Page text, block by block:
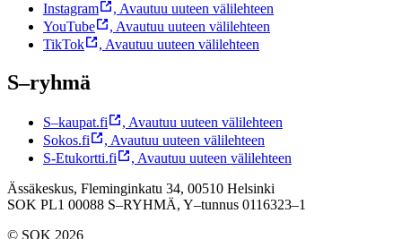
Instagram
, Avautuu uuteen välilehteen
YouTube
, Avautuu uuteen välilehteen
TikTok
, Avautuu uuteen välilehteen
S–ryhmä
S–kaupat.fi , Avautuu uuteen välilehteen
Sokos.fi
, Avautuu uuteen välilehteen
S-Etukortti.fi
, Avautuu uuteen välilehteen
Ässäkeskus, Fleminginkatu 34, 00510 Helsinki
SOK PL1 00088 S–RYHMÄ, Y–tunnus 0116323–1
© SOK 2026